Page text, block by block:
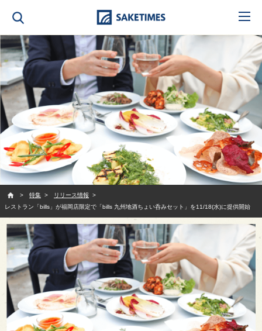
特集
リリース情報
レストラン「bills」が福岡店限定で「bills 九州地酒ちょい呑みセット」を11/18(水)に提供開始